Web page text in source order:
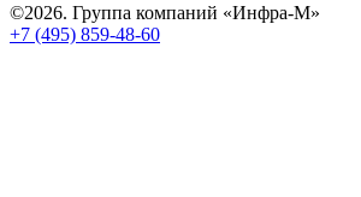
©2026. Группа компаний «Инфра-М»
+7 (495) 859-48-60